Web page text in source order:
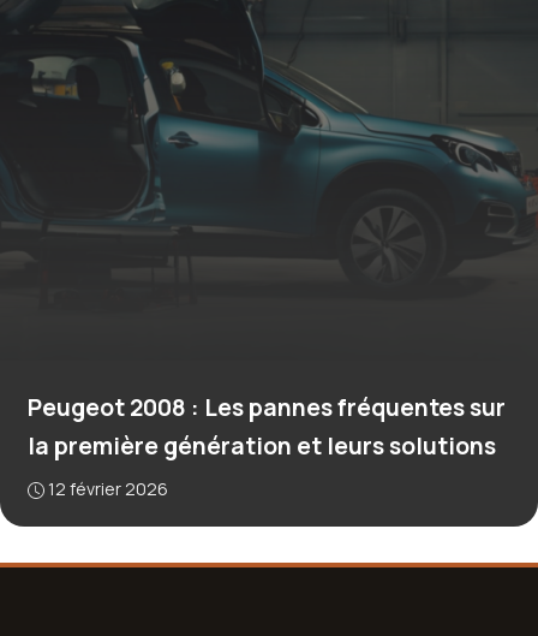
Peugeot 2008 : Les pannes fréquentes sur
la première génération et leurs solutions
12 février 2026